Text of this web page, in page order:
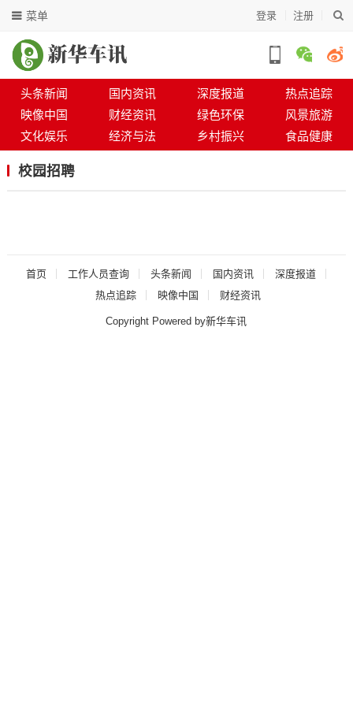
登录 注册
菜单
头条新闻 国内资讯 深度报道
热点追踪
映像中国
财经资讯 绿色环保
风景旅游
文化娱乐
经济与法 乡村振兴 食品健康
校园招聘
首页 工作人员查询 头条新闻 国内资讯
深度报道
热点追踪
映像中国 财经资讯
Copyright Powered by新华车讯